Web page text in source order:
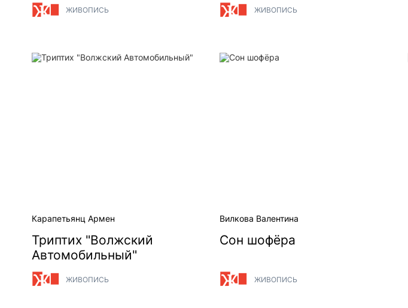
ЖИВОПИСЬ ЖИВОПИСЬ
Триптих "Волжский Автомобильный"
Карапетьянц Армен
Триптих "Волжский
Автомобильный"
ЖИВОПИСЬ
Сон шофёра
Вилкова Валентина
Сон шофёра
ЖИВОПИСЬ